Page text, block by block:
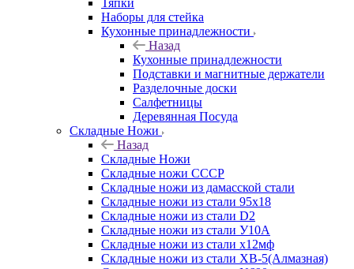
Тяпки
Наборы для стейка
Кухонные принадлежности
Назад
Кухонные принадлежности
Подставки и магнитные держатели
Разделочные доски
Салфетницы
Деревянная Посуда
Складные Ножи
Назад
Складные Ножи
Cкладные ножи СССР
Складные ножи из дамасской стали
Складные ножи из стали 95х18
Складные ножи из стали D2
Складные ножи из стали У10А
Складные ножи из стали х12мф
Складные ножи из стали ХВ-5(Алмазная)